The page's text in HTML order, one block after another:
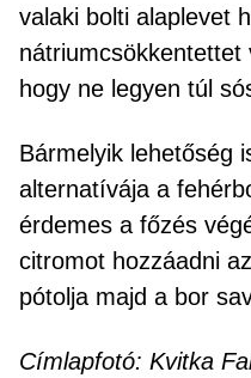
valaki bolti alaplevet
nátriumcsökkentettet
hogy ne legyen túl
Bármelyik lehetőség
alternatívája a
érdemes a főzés
citromot hozzáadni
pótolja majd a bor
Címlapfotó: Kvitka